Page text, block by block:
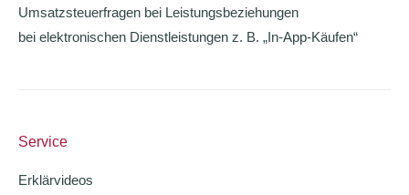
Umsatzsteuerfragen bei Leistungsbeziehungen
bei elektronischen Dienstleistungen z. B. „In-App-Käufen“
Service
Erklärvideos